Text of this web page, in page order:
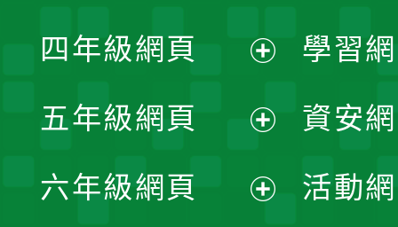
單
選
單
開
選
單
四年級網頁
開
選
五年級網頁
開
六年級網頁
學習
資安
活動